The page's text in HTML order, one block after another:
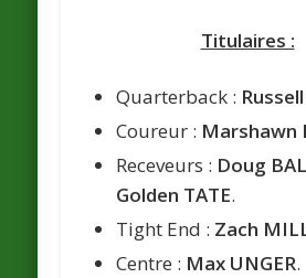
Titulaires :
Quarterback :
Coureur : Marshawn
Receveurs : Doug
Golden TATE.
Tight End : Zach
Centre : Max UNGER.